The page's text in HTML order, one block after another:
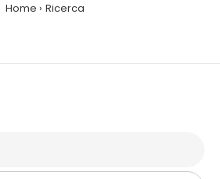
Home Ricerca